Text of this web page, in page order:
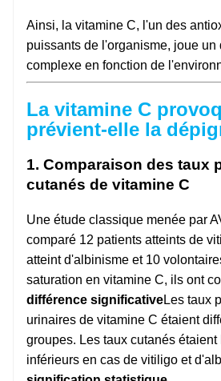
Ainsi, la vitamine C, l'un des
puissants de l'organisme, joue un
complexe en fonction de
La vitamine C
prévient-elle la
1. Comparaison des taux
cutanés de vitamine C
Une étude classique menée par
comparé 12 patients atteints de
atteint d'albinisme et 10
saturation en vitamine C, ils ont
différence significativeLes taux
urinaires de vitamine C étaient
groupes. Les taux cutanés étaient
inférieurs en cas de vitiligo et